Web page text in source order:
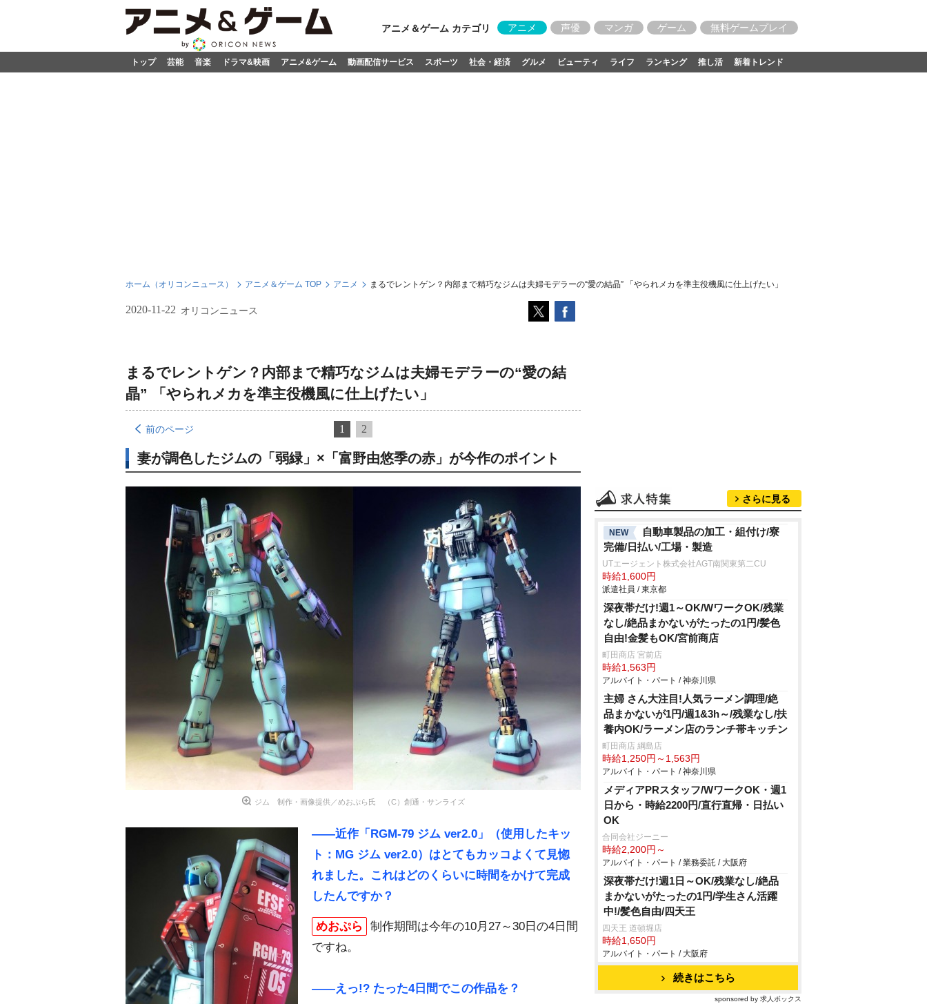
アニメ＆ゲーム カテゴリ アニメ 声優 マンガ ゲーム 無料ゲームプレイ
トップ 芸能 音楽 ドラマ&映画 アニメ&ゲーム 動画配信サービス スポーツ 社会・経済 グルメ ビューティ ライフ ランキング 推し活 新着トレンド
ホーム（オリコンニュース） アニメ＆ゲーム TOP アニメ まるでレントゲン？内部まで精巧なジムは夫婦モデラーの“愛の結晶” 「やられメカを準主役機風に仕上げたい」
2020-11-22 オリコンニュース
まるでレントゲン？内部まで精巧なジムは夫婦モデラーの“愛の結
晶” 「やられメカを準主役機風に仕上げたい」
前のページ 1 2
妻が調色したジムの「弱緑」×「富野由悠季の赤」が今作のポイント
ジム 制作・画像提供／めおぷら氏 （C）創通・サンライズ
――近作「RGM-79 ジム ver2.0」（使用したキッ
ト：MG ジム ver2.0）はとてもカッコよくて見惚
れました。これはどのくらいに時間をかけて完成
したんですか？
めおぷら
制作期間は今年の10月27～30日の4日間
ですね。
――えっ!? たった4日間でこの作品を？
さらに見る
NEW
自動車製品の加工・組付け/寮
完備/日払い/工場・製造
UTエージェント株式会社AGT南関東第二CU
時給1,600円
派遣社員 / 東京都
深夜帯だけ!週1～OK/WワークOK/残業
なし/絶品まかないがたったの1円/髪色
自由!金髪もOK/宮前商店
町田商店 宮前店
時給1,563円
アルバイト・パート / 神奈川県
主婦 さん大注目!人気ラーメン調理/絶
品まかないが1円/週1&3h～/残業なし/扶
養内OK/ラーメン店のランチ帯キッチン
町田商店 綱島店
時給1,250円～1,563円
アルバイト・パート / 神奈川県
メディアPRスタッフ/WワークOK・週1
日から・時給2200円/直行直帰・日払い
OK
合同会社ジーニー
時給2,200円～
アルバイト・パート / 業務委託 / 大阪府
深夜帯だけ!週1日～OK/残業なし/絶品
まかないがたったの1円/学生さん活躍
中!/髪色自由/四天王
四天王 道頓堀店
時給1,650円
アルバイト・パート / 大阪府
続きはこちら
sponsored by 求人ボックス